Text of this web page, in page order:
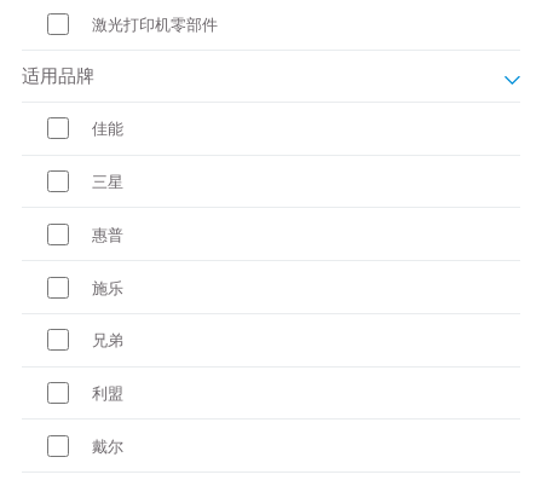
激光打印机零部件
适用品牌
佳能
三星
惠普
施乐
兄弟
利盟
戴尔